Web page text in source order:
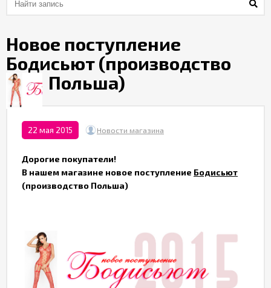
Служба
качества
Контакты
Новое поступление
Бодисьют (производство
Польша)
22 мая 2015 Новости магазина
Дорогие покупатели!
В нашем магазине новое поступление Бодисьют
(производство Польша)